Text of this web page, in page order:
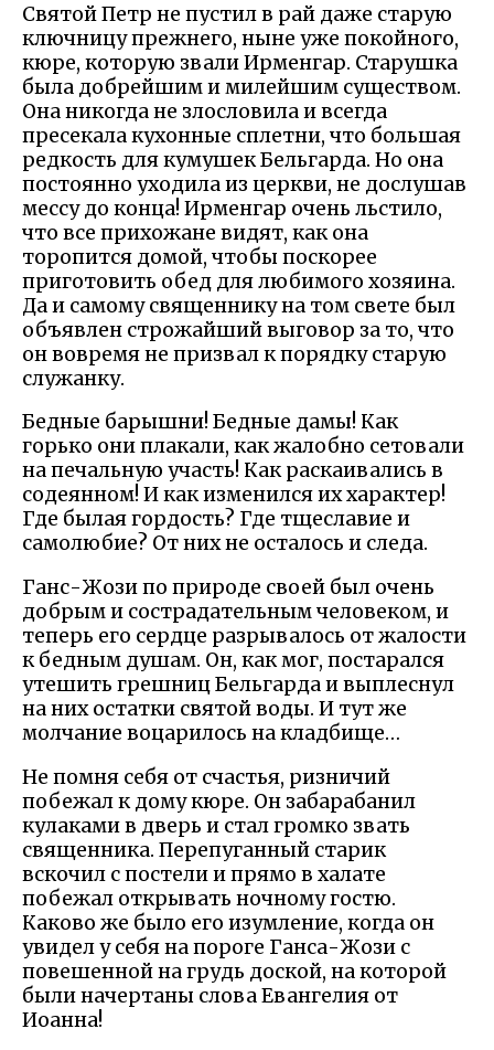
Святой Петр не пустил в рай даже старую
ключницу прежнего, ныне уже покойного,
кюре, которую звали Ирменгар. Старушка
была добрейшим и милейшим существом.
Она никогда не злословила и всегда
пресекала кухонные сплетни, что большая
редкость для кумушек Бельгарда. Но она
постоянно уходила из церкви, не дослушав
мессу до конца! Ирменгар очень льстило,
что все прихожане видят, как она
торопится домой, чтобы поскорее
приготовить обед для любимого хозяина.
Да и самому священнику на том свете был
объявлен строжайший выговор за то, что
он вовремя не призвал к порядку старую
служанку.
Бедные барышни! Бедные дамы! Как
горько они плакали, как жалобно сетовали
на печальную участь! Как раскаивались в
содеянном! И как изменился их характер!
Где былая гордость? Где тщеславие и
самолюбие? От них не осталось и следа.
Ганс-Жози по природе своей был очень
добрым и сострадательным человеком, и
теперь его сердце разрывалось от жалости
к бедным душам. Он, как мог, постарался
утешить грешниц Бельгарда и выплеснул
на них остатки святой воды. И тут же
молчание воцарилось на кладбище…
Не помня себя от счастья, ризничий
побежал к дому кюре. Он забарабанил
кулаками в дверь и стал громко звать
священника. Перепуганный старик
вскочил с постели и прямо в халате
побежал открывать ночному гостю.
Каково же было его изумление, когда он
увидел у себя на пороге Ганса-Жози с
повешенной на грудь доской, на которой
были начертаны слова Евангелия от
Иоанна!